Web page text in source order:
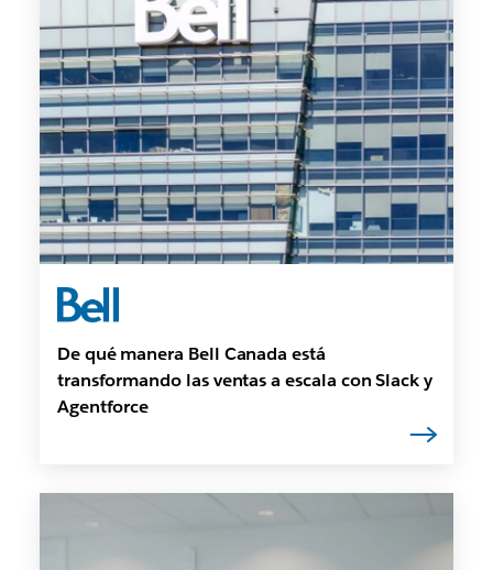
De qué manera Bell Canada está
transformando las ventas a escala con Slack y
Agentforce